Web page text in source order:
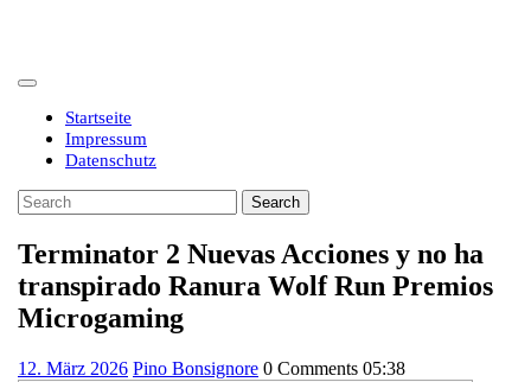
Open
ButtonStartseite
Impressum
Datenschutz
Close
Button
Search
for:
Terminator 2 Nuevas Acciones y no ha
transpirado Ranura Wolf Run Premios
Microgaming
12. März 202612.
Pino Bonsignore 0 Comments 05:38